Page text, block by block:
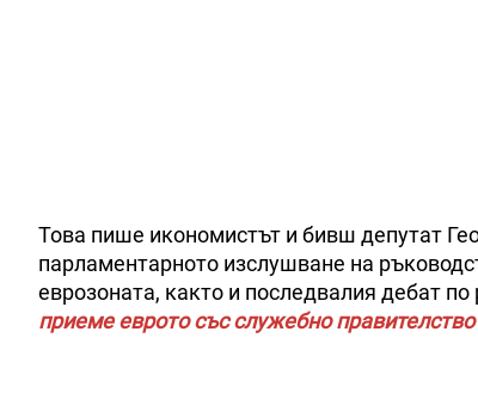
Това пише икономистът и бивш депутат
парламентарното изслушване на
еврозоната, както и последвалия дебат
приеме еврото със служебно правителство